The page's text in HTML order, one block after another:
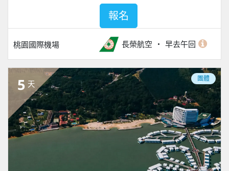
桃園國際機場 長榮航空 早去午回
報名
5 天
團體